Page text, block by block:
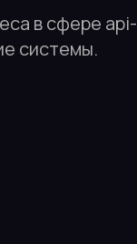
в сфере api-
системы.